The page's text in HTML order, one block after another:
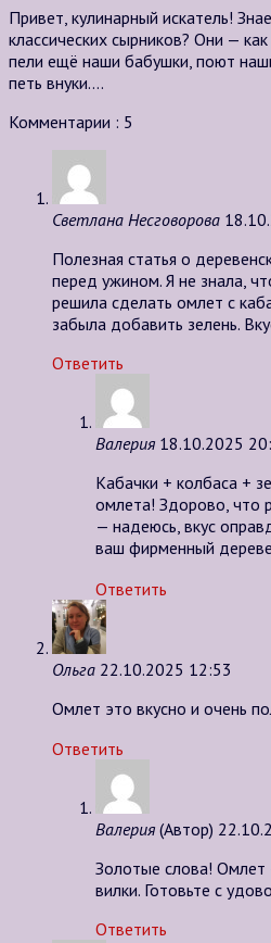
Привет, кулинарный искатель!
классических сырников? Они —
пели ещё наши бабушки, поют
петь внуки….
Комментарии : 5
Светлана Несговорова
Полезная статья о
перед ужином. Я не знала,
решила сделать омлет с
забыла добавить зелень.
Ответить
Валерия 18.10.2025
Кабачки + колбаса +
омлета! Здорово, что
— надеюсь, вкус
ваш фирменный
Ответить
Ольга 22.10.2025 12:53
Омлет это вкусно и очень
Ответить
Валерия (Автор)
Золотые слова!
вилки. Готовьте с
Ответить